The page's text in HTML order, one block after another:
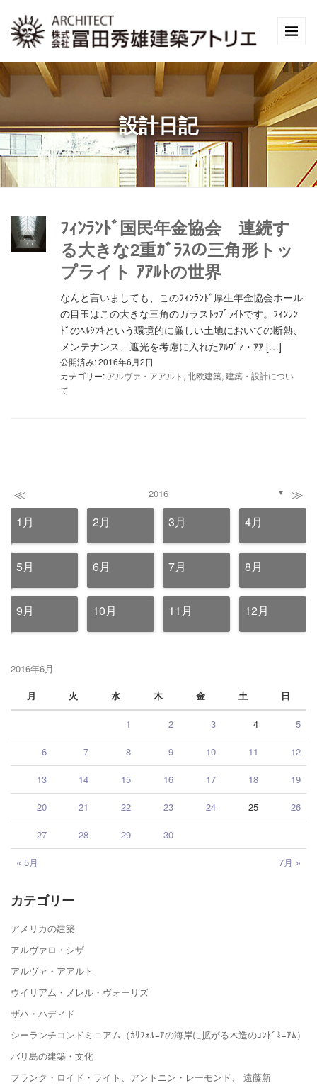
設計日記
ﾌｨﾝﾗﾝﾄﾞ国民年金協会 連続す
る大きな2重ｶﾞﾗｽの三角形トッ
プライト ｱｱﾙﾄの世界
なんと言いましても、このﾌｨﾝﾗﾝﾄﾞ厚生年金協会ホール
の目玉はこの大きな三角のガラスﾄｯﾌﾟﾗｲﾄです。ﾌｨﾝﾗﾝ
ﾄﾞのﾍﾙｼﾝｷという環境的に厳しい土地においての断熱、
メンテナンス、遮光を考慮に入れたｱﾙｳﾞｧ・ｱｱ […]
公開済み: 2016年6月2日
カテゴリー: アルヴァ・アアルト , 北欧建築, 建築・設計につい
て
≪ 2016 ▼ ≫
1月 2月 3月 4月
5月 6月 7月 8月
9月 10月 11月 12月
2016年6月
月
火 水 木 金 土 日
« 5月 7月 »
1 2 3 4 5
6 7 8 9 10 11 12
13 14 15 16 17 18 19
20 21 22 23 24 25 26
27 28 29 30
カテゴリー
アメリカの建築
アルヴァロ・シザ
アルヴァ・アアルト
ウイリアム・メレル・ヴォーリズ
ザハ・ハディド
シーランチコンドミニアム（ｶﾘﾌｫﾙﾆｱの海岸に拡がる木造のｺﾝﾄﾞﾐﾆｱﾑ）
バリ島の建築・文化
フランク・ロイド・ライト、アントニン・レーモンド、 遠藤新